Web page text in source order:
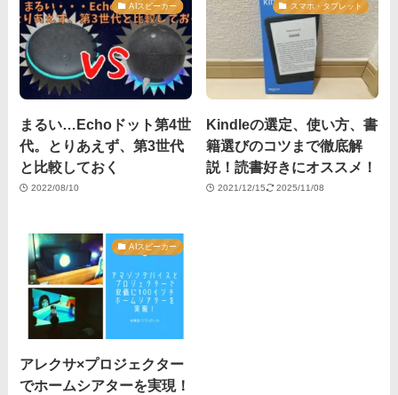
AIスピーカー
まるい…Echoドット第4世
代。とりあえず、第3世代
と比較しておく
2022/08/10
スマホ・タブレット
Kindleの選定、使い方、書
籍選びのコツまで徹底解
説！読書好きにオススメ！
2021/12/15 2025/11/08
AIスピーカー
アレクサ×プロジェクター
でホームシアターを実現！